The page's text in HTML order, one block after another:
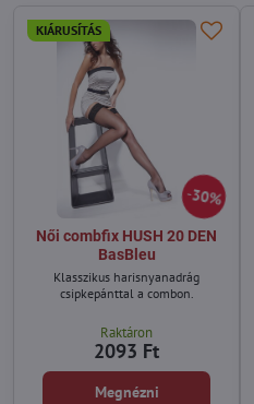
30%
KIÁRUSÍTÁS
Női combfix HUSH 20 DEN
BasBleu
Klasszikus harisnyanadrág
csipkepánttal a combon.
Raktáron
2093 Ft
Megnézni